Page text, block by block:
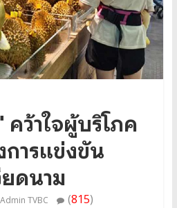
ว้าใจผู้บริโภค
ารแข่งขัน
ยดนาม
Admin TVBC (815)